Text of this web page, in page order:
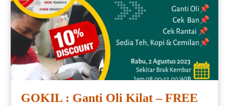
GOKIL : Ganti Oli Kilat – FREE